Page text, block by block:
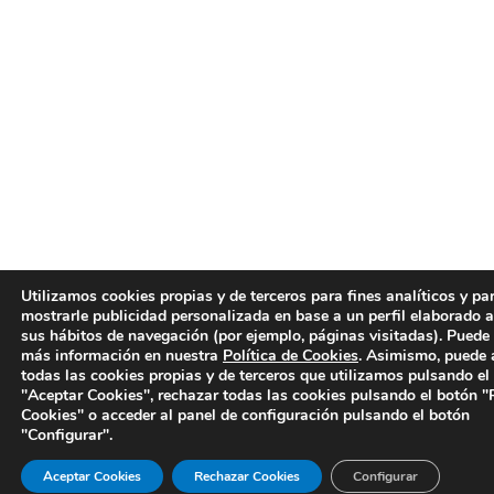
Utilizamos cookies propias y de terceros para fines analíticos y
mostrarle publicidad personalizada en base a un perfil elaborado
sus hábitos de navegación (por ejemplo, páginas visitadas). Puede
más información en nuestra Política de Cookies. Asimismo, puede
todas las cookies propias y de terceros que utilizamos pulsando
"Aceptar Cookies", rechazar todas las cookies pulsando el botón
Cookies" o acceder al panel de configuración pulsando el botón
"Configurar".
Aceptar Cookies Rechazar Cookies Configurar